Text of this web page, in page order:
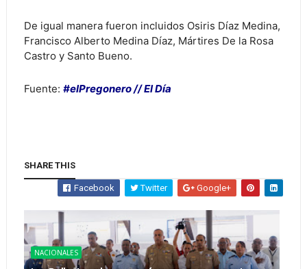
De igual manera fueron incluidos Osiris Díaz Medina,
Francisco Alberto Medina Díaz, Mártires De la Rosa
Castro y Santo Bueno.
Fuente: #elPregonero // El Día
SHARE THIS
Facebook Twitter Google+
NACIONALES